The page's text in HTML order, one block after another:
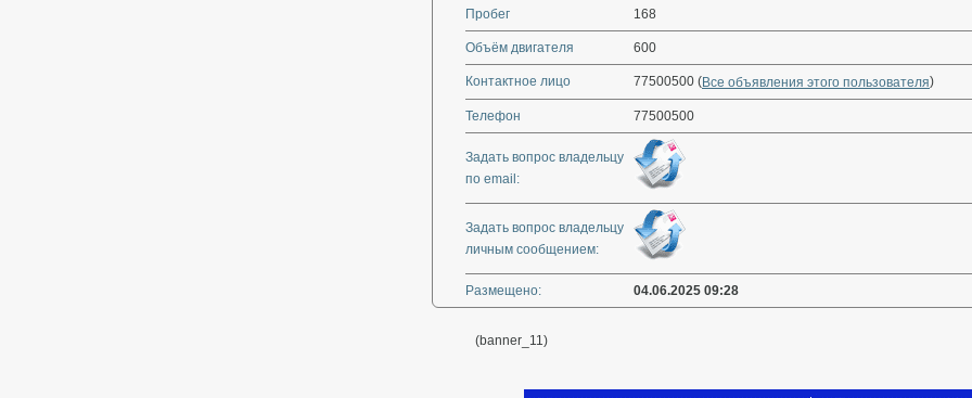
Пробег 168
Объём двигателя 600
Контактное лицо 77500500 (Все объявления этого пользователя)
Телефон 77500500
Задать вопрос владельцу
по email:
Задать вопрос владельцу
личным сообщением:
Размещено: 04.06.2025 09:28
(banner_11)